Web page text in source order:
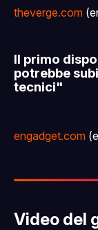
theverge.com
Il primo
potrebbe
tecnici"
engadget.com
Video del